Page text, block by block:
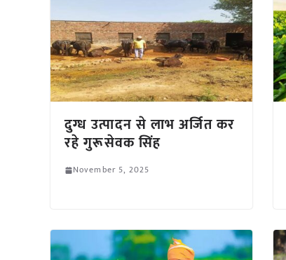
दुग्ध उत्पादन से लाभ अर्जित कर
रहे गुरूसेवक सिंह
November 5, 2025